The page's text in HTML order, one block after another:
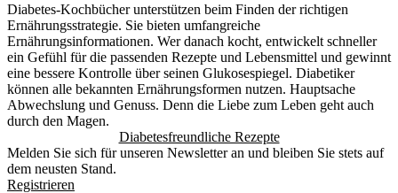
Diabetes-Kochbücher unterstützen beim Finden der richtigen
Ernährungsstrategie. Sie bieten umfangreiche
Ernährungsinformationen. Wer danach kocht, entwickelt schneller
ein Gefühl für die passenden Rezepte und Lebensmittel und gewinnt
eine bessere Kontrolle über seinen Glukosespiegel. Diabetiker
können alle bekannten Ernährungsformen nutzen. Hauptsache
Abwechslung und Genuss. Denn die Liebe zum Leben geht auch
durch den Magen.
Diabetesfreundliche Rezepte
Melden Sie sich für unseren Newsletter an und bleiben Sie stets auf
dem neusten Stand.
Registrieren